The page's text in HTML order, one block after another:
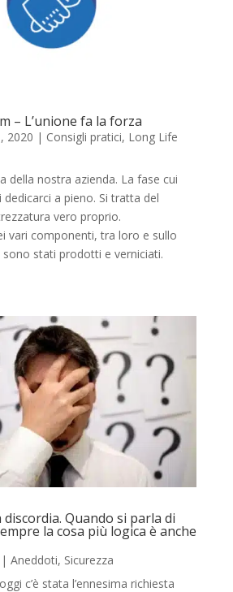
– L’unione fa la forza
2020 | Consigli pratici, Long Life
della nostra azienda. La fase cui
a pieno. Si tratta del
vero proprio.
vari componenti, tra loro e sullo
sono stati prodotti e verniciati.
Quando si parla di
la cosa più logica è anche
| Aneddoti, Sicurezza
c’è stata l’ennesima richiesta